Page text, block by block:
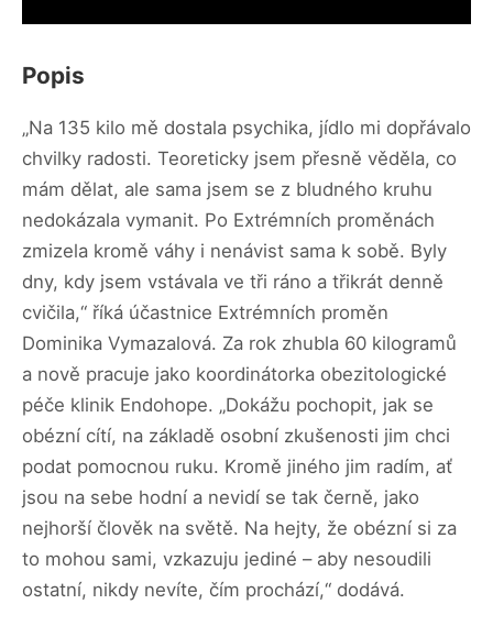
Popis
„Na 135 kilo mě dostala psychika, jídlo mi dopřávalo
chvilky radosti. Teoreticky jsem přesně věděla, co
mám dělat, ale sama jsem se z bludného kruhu
nedokázala vymanit. Po Extrémních proměnách
zmizela kromě váhy i nenávist sama k sobě. Byly
dny, kdy jsem vstávala ve tři ráno a třikrát denně
cvičila,“ říká účastnice Extrémních proměn
Dominika Vymazalová. Za rok zhubla 60 kilogramů
a nově pracuje jako koordinátorka obezitologické
péče klinik Endohope. „Dokážu pochopit, jak se
obézní cítí, na základě osobní zkušenosti jim chci
podat pomocnou ruku. Kromě jiného jim radím, ať
jsou na sebe hodní a nevidí se tak černě, jako
nejhorší člověk na světě. Na hejty, že obézní si za
to mohou sami, vzkazuju jediné – aby nesoudili
ostatní, nikdy nevíte, čím prochází,“ dodává.